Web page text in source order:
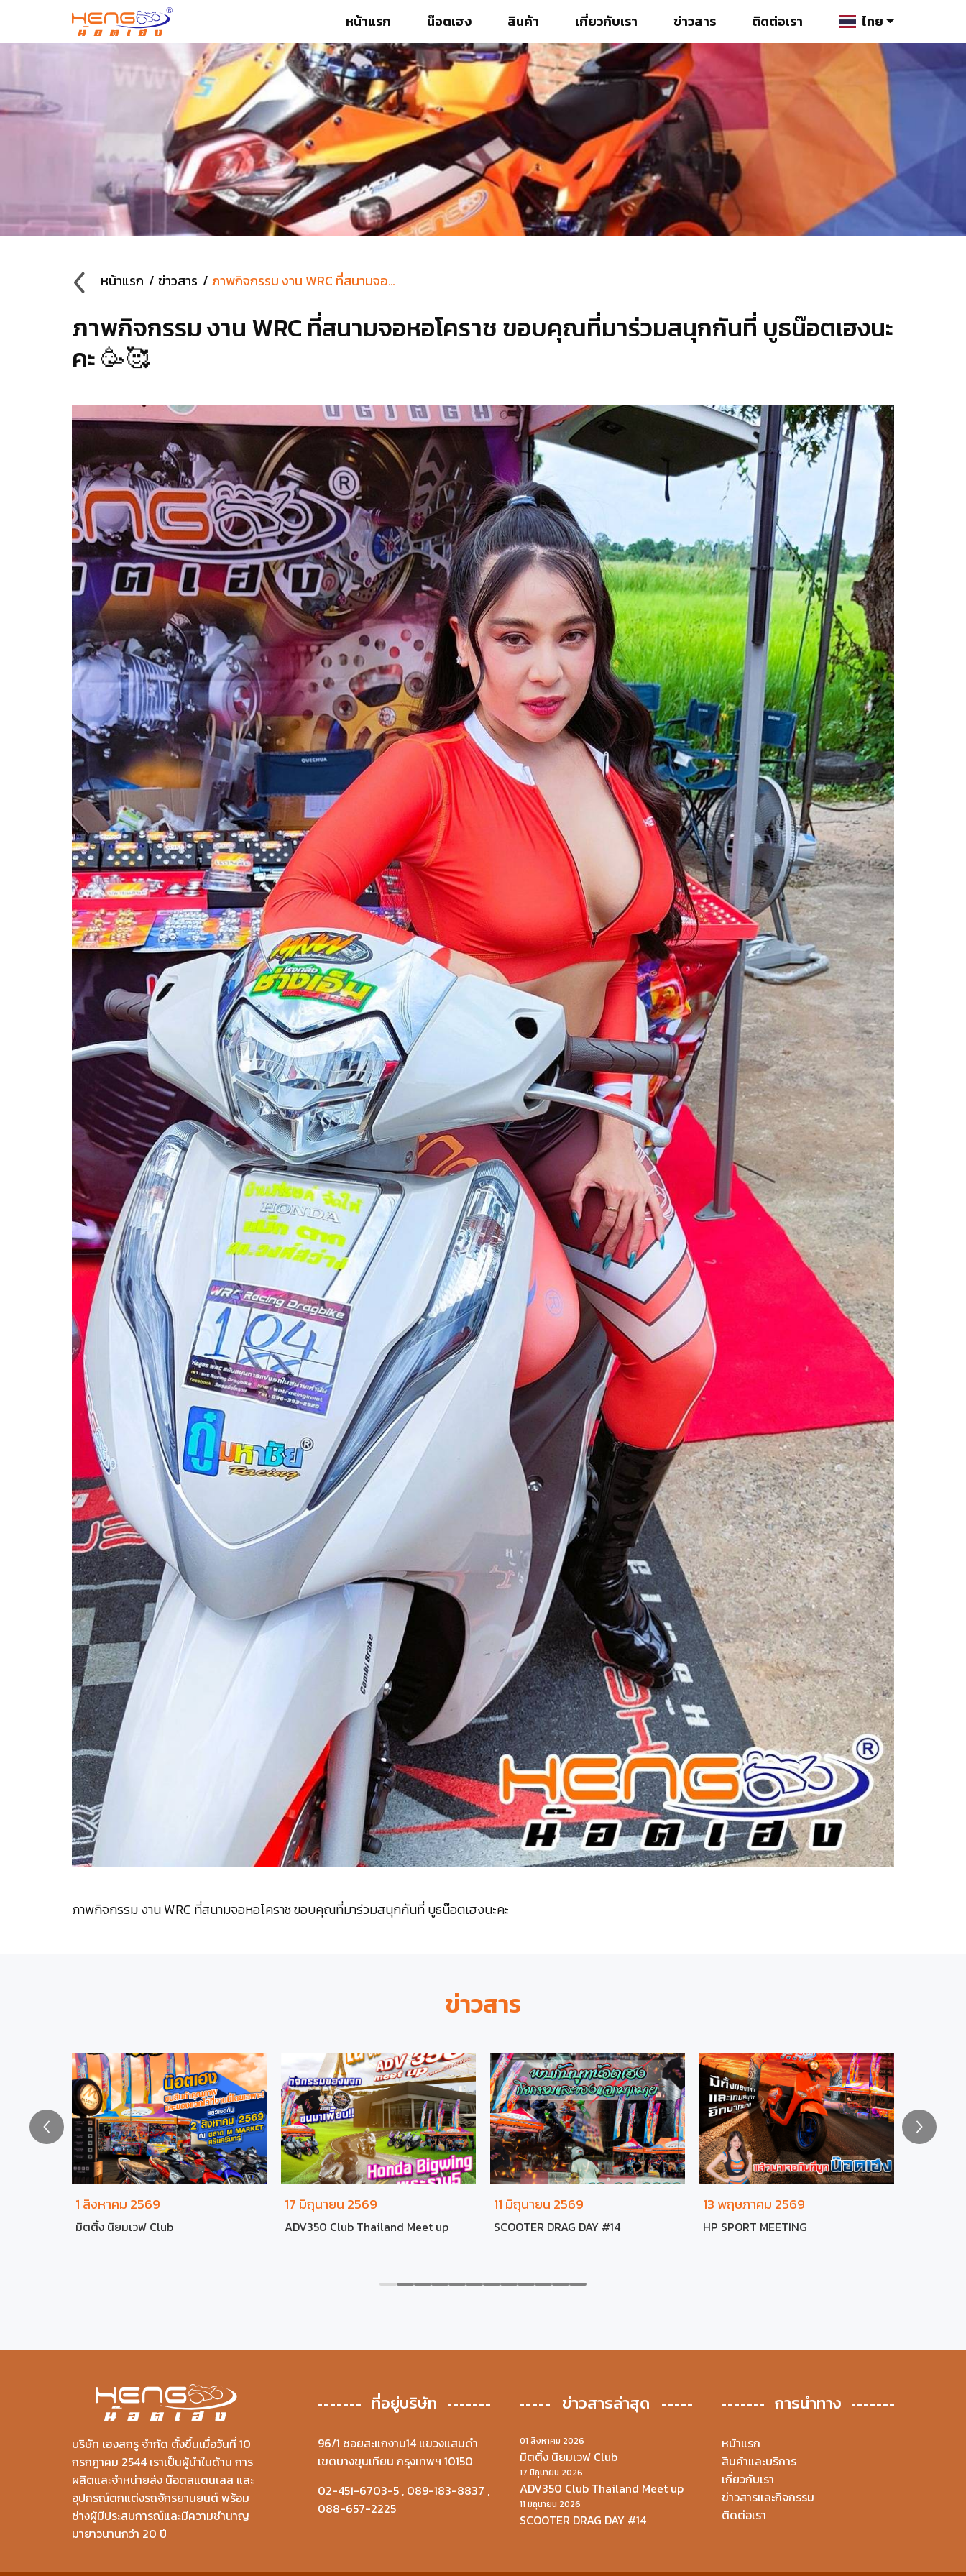
หน้าแรก น๊อตเฮง สินค้า เกี่ยวกับเรา ข่าวสาร ติดต่อเรา ไทย
หน้าแรก ข่าวสาร ภาพกิจกรรม งาน WRC ที่สนามจอหอโคราช ขอบคุณที่มาร่วมสนุกกันที่ บูธน๊อตเฮงนะคะ 🥳🥰
ภาพกิจกรรม งาน WRC ที่สนามจอหอโคราช ขอบคุณที่มาร่วมสนุกกันที่ บูธน๊อตเฮงนะ
คะ 🥳🥰
ภาพกิจกรรม งาน WRC ที่สนามจอหอโคราช ขอบคุณที่มาร่วมสนุกกันที่ บูธน๊อตเฮงนะคะ
ข่าวสาร
1 สิงหาคม 2569
มิตติ้ง นิยมเวฟ Club
17 มิถุนายน 2569
ADV350 Club Thailand Meet up
11 มิถุนายน 2569
SCOOTER DRAG DAY #14
13 พฤษภาคม 2569
HP SPORT MEETING
บริษัท เฮงสกรู จำกัด ตั้งขึ้นเมื่อวันที่ 10
กรกฎาคม 2544 เราเป็นผู้นำในด้าน การ
ผลิตและจำหน่ายส่ง น๊อตสแตนเลส และ
อุปกรณ์ตกแต่งรถจักรยานยนต์ พร้อม
ช่างผู้มีประสบการณ์และมีความชำนาญ
มายาวนานกว่า 20 ปี
ที่อยู่บริษัท
96/1 ซอยสะแกงาม14 แขวงแสมดำ
เขตบางขุนเทียน กรุงเทพฯ 10150
02-451-6703-5 , 089-183-8837 ,
088-657-2225
ข่าวสารล่าสุด
01 สิงหาคม 2026
มิตติ้ง นิยมเวฟ Club
17 มิถุนายน 2026
ADV350 Club Thailand Meet up
11 มิถุนายน 2026
SCOOTER DRAG DAY #14
การนำทาง
หน้าแรก
สินค้าและบริการ
เกี่ยวกับเรา
ข่าวสารและกิจกรรม
ติดต่อเรา